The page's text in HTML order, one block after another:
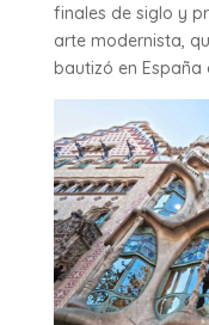
finales de siglo y
arte modernista,
bautizó en España